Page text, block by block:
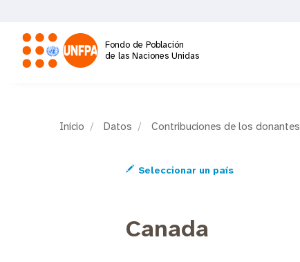
contenido
principal
Fondo de Población
de las Naciones Unidas
Inicio Datos Contribuciones de los donantes
Seleccionar un país
Canada